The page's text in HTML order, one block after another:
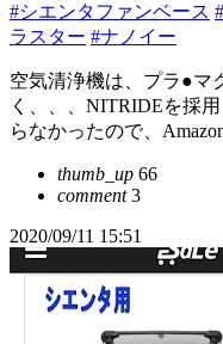
#シエンタファンベース
ラスター #ナノイー
空気清浄機は、プラ●マ
く、、、NITRIDEを採
らなかったので、
thumb_up 66
comment3
2020/09/11 15:51